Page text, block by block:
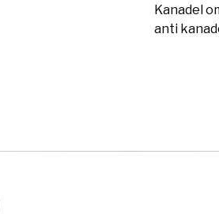
Kanadel
anti